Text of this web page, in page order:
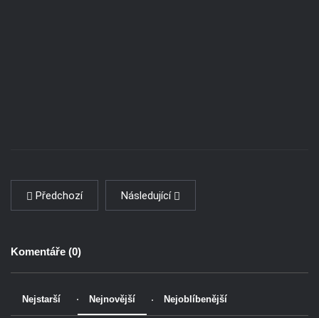
Předchozí Následující
Komentáře (0)
Nejstarší Nejnovější Nejoblíbenější